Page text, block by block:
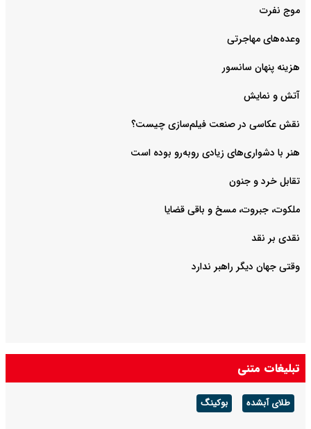
موج نفرت
وعده‌های مهاجرتی
هزینه پنهان سانسور
آتش و نمایش
هنر با دشواری‌های زیادی روبه‌رو بوده است
تقابل خرد و جنون
ملکوت، جبروت، مسخ و باقی قضایا
نقدی بر نقد
وقتی جهان دیگر راهبر ندارد
تبلیغات متنی
طلای آبشده بوکینگ